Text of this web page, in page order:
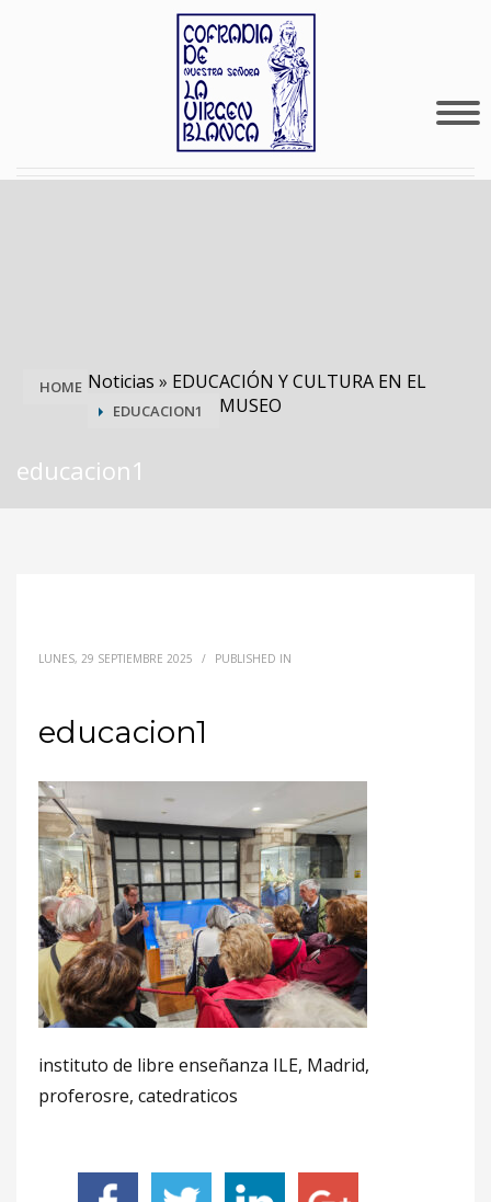
HOME Noticias » EDUCACIÓN Y CULTURA EN EL
MUSEO
EDUCACION1
educacion1
LUNES, 29 SEPTIEMBRE 2025 / PUBLISHED IN
educacion1
instituto de libre enseñanza ILE, Madrid,
proferosre, catedraticos